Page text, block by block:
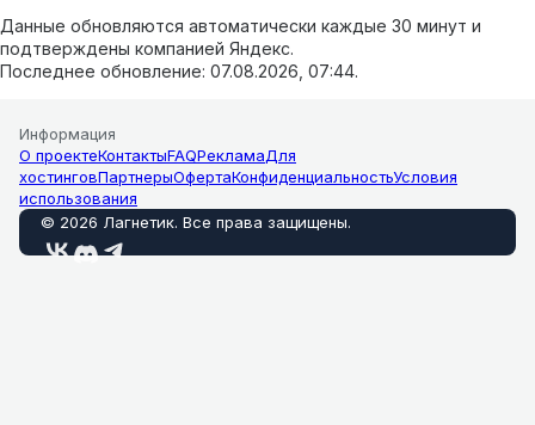
Данные обновляются автоматически каждые 30 минут и
подтверждены компанией Яндекс.
Последнее обновление: 07.08.2026, 07:44.
Информация
О проектеКонтактыFAQРекламаДля
хостинговПартнерыОфертаКонфиденциальностьУсловия
использования
© 2026 Лагнетик. Все права защищены.